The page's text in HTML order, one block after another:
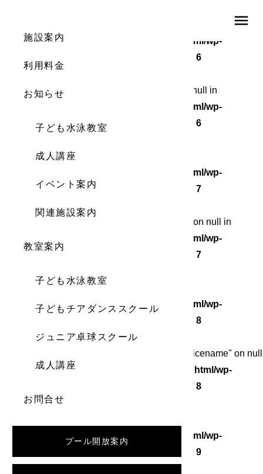
menu
施設案内
利用料金
お知らせ
子ども水泳教室
成人講座
イベント案内
関連施設案内
教室案内
子ども水泳教室
子どもチアダンススクール
ジュニア卓球スクール
成人講座
お問合せ
プール開放案内
/home/wordstock/numasupo.com/public_html/wp-
6
Warning: Attempt to read property "cat_ID" on null in
/home/wordstock/numasupo.com/public_html/wp-
content/themes/numaspo/single.php
6
Warning: Undefined array key 0 in
/home/wordstock/numasupo.com/public_html/wp-
content/themes/numaspo/single.php
7
: Attempt to read property "cat_name" on null in
/home/wordstock/numasupo.com/public_html/wp-
content/themes/numaspo/single.php
7
: Undefined array key 0 in
/home/wordstock/numasupo.com/public_html/wp-
8
: Attempt to read property "category_nicename" on null
/home/wordstock/numasupo.com/public_html/wp-
8
/home/wordstock/numasupo.com/public_html/wp-
9